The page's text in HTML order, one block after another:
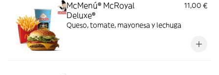
McMenú® McRoyal
Deluxe®
11,00 €
Queso, tomate, mayonesa y lechuga